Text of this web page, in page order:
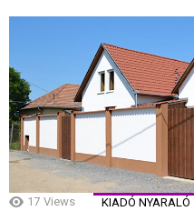
17 Views KIADÓ NYARALÓ